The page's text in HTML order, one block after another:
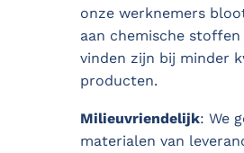
onze werknemers
aan chemische
vinden zijn bij minder
producten.
Milieuvriendelijk: We
materialen van